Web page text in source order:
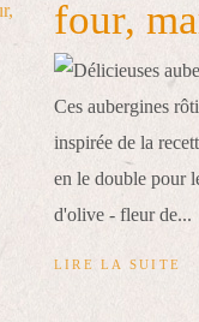
four,
Ces aubergines
inspirée de la
en le double pour
d'olive - fleur de...
LIRE LA SUITE